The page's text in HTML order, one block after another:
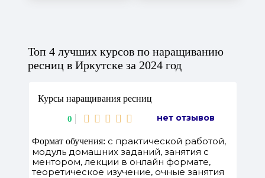
Топ 4 лучших курсов по наращиванию
ресниц в Иркутске за 2024 год
Курсы наращивания ресниц
0 нет отзывов
Формат обучения: с практической работой,
модуль домашних заданий, занятия с
ментором, лекции в онлайн формате,
теоретическое изучение, очные занятия